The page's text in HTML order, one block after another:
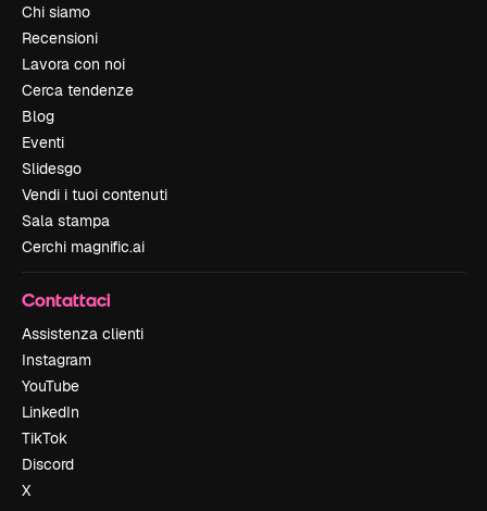
Chi siamo
Recensioni
Lavora con noi
Cerca tendenze
Blog
Eventi
Slidesgo
Vendi i tuoi contenuti
Sala stampa
Cerchi magnific.ai
Contattaci
Assistenza clienti
Instagram
YouTube
LinkedIn
TikTok
Discord
X